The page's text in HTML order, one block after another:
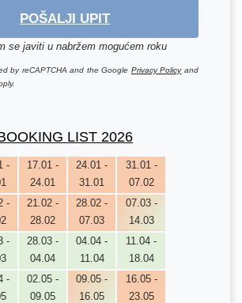
POŠALJI UPIT
se javiti u nabržem mogućem roku
by reCAPTCHA and the Google Privacy Policyand
LIST 2026
-
17.01 -
24.01
24.01 -
31.01
31.01 -
07.02
-
21.02 -
28.02
28.02 -
07.03
07.03 -
14.03
-
28.03 -
04.04
04.04 -
11.04
11.04 -
18.04
-
02.05 -
09.05
09.05 -
16.05
16.05 -
23.05